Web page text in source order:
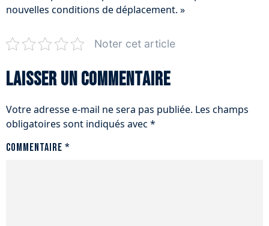
nouvelles conditions de déplacement. »
Noter cet article
Laisser un commentaire
Votre adresse e-mail ne sera pas publiée. Les champs
obligatoires sont indiqués avec *
Commentaire *